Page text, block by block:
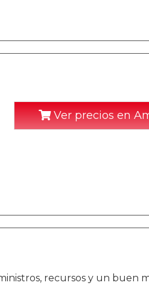
Ver precios en
recursos y un buen